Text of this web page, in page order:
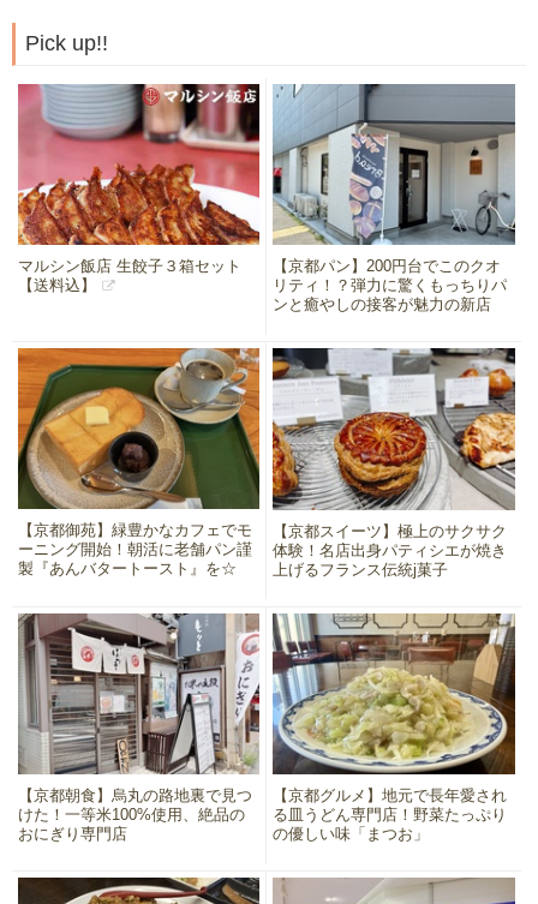
Pick up!!
マルシン飯店 生餃子３箱セット
【送料込】
【京都パン】200円台でこのクオ
リティ！？弾力に驚くもっちりパ
ンと癒やしの接客が魅力の新店
【京都御苑】緑豊かなカフェでモ
ーニング開始！朝活に老舗パン謹
製『あんバタートースト』を☆
【京都スイーツ】極上のサクサク
体験！名店出身パティシエが焼き
上げるフランス伝統j菓子
【京都朝食】烏丸の路地裏で見つ
けた！一等米100%使用、絶品の
おにぎり専門店
【京都グルメ】地元で長年愛され
る皿うどん専門店！野菜たっぷり
の優しい味「まつお」